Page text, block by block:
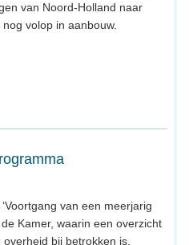
van Noord-Holland naar
volop in aanbouw.
van een meerjarig
Kamer, waarin een overzicht
bij betrokken is.